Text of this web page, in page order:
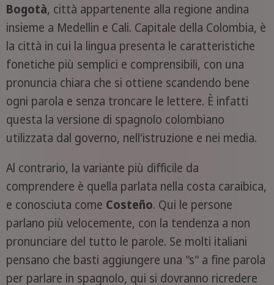
Bogotà, città appartenente alla regione andina
insieme a Medellin e Cali. Capitale della Colombia, è
la città in cui la lingua presenta le caratteristiche
fonetiche più semplici e comprensibili, con una
pronuncia chiara che si ottiene scandendo bene
ogni parola e senza troncare le lettere. È infatti
questa la versione di spagnolo colombiano
utilizzata dal governo, nell'istruzione e nei media.
Al contrario, la variante più difficile da
comprendere è quella parlata nella costa caraibica,
e conosciuta come Costeño. Qui le persone
parlano più velocemente, con la tendenza a non
pronunciare del tutto le parole. Se molti italiani
pensano che basti aggiungere una "s" a fine parola
per parlare in spagnolo, qui si dovranno ricredere